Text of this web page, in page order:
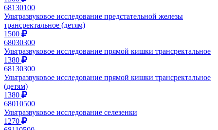
68130100
Ультразвуковое исследование предстательной железы
трансректальное (детям)
1500
68030300
Ультразвуковое исследование прямой кишки трансректальное
1380
68130300
Ультразвуковое исследование прямой кишки трансректальное
(детям)
1380
68010500
Ультразвуковое исследование селезенки
1270